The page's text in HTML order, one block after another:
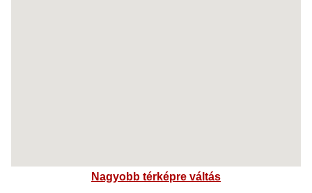
Nagyobb térképre váltás